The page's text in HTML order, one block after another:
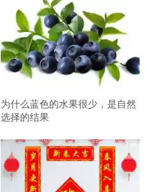
为什么蓝色的水果很少，是自然
选择的结果